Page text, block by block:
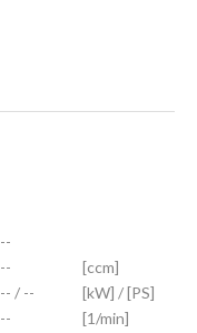
--
--
[ccm]
-- / --
[kW] / [PS]
--
[1/min]